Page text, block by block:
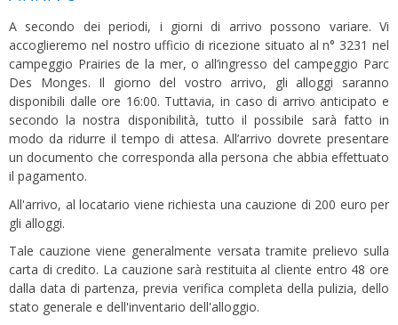
A secondo dei periodi, i giorni di arrivo possono variare. Vi
accoglieremo nel nostro ufficio di ricezione situato al n° 3231 nel
campeggio Prairies de la mer, o all’ingresso del campeggio Parc
Des Monges. Il giorno del vostro arrivo, gli alloggi saranno
disponibili dalle ore 16:00. Tuttavia, in caso di arrivo anticipato e
secondo la nostra disponibilità, tutto il possibile sarà fatto in
modo da ridurre il tempo di attesa. All’arrivo dovrete presentare
un documento che corresponda alla persona che abbia effettuato
il pagamento.
All'arrivo, al locatario viene richiesta una cauzione di 200 euro per
gli alloggi.
Tale cauzione viene generalmente versata tramite prelievo sulla
carta di credito. La cauzione sarà restituita al cliente entro 48 ore
dalla data di partenza, previa verifica completa della pulizia, dello
stato generale e dell'inventario dell'alloggio.